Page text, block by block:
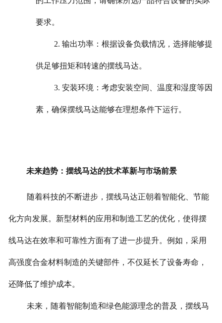
要求。
2. 输出功率：根据设备负载情况，选择能够提
供足够扭矩和转速的摆线马达。
3. 安装环境：考虑安装空间、温度和湿度等因
素，确保摆线马达能够在理想条件下运行。
未来趋势：摆线马达的技术革新与市场前景
随着科技的不断进步，摆线马达正朝着智能化、节能
化方向发展。新型材料的应用和制造工艺的优化，使得摆
线马达在效率和可靠性方面有了进一步提升。例如，采用
高强度合金材料制造的关键部件，不仅延长了设备寿命，
还降低了维护成本。
未来，随着智能制造和绿色能源理念的普及，摆线马